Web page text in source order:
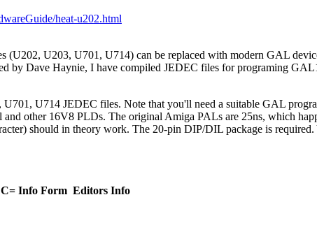
heat-u202.html
U203, U701, U714) can be replaced with modern GAL
by Dave Haynie, I have compiled JEDEC files for programing
U714 JEDEC files. Note that you'll need a suitable GAL
other 16V8 PLDs. The original Amiga PALs are 25ns, which
should in theory work. The 20-pin DIP/DIL package is
C= Info Form Editors Info